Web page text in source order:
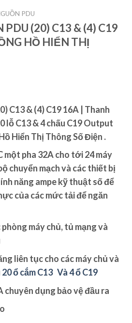
PDU
(20) C13 & (4) C19
HỒ HIỂN THỊ
C13 & (4) C19 16A | Thanh
lỗ C13 & 4 chấu C19 Output
Hiển Thị Thông Số Điện .
một pha 32A cho tới 24 máy
chuyển mạch và các thiết bị
năng ampe kỹ thuật số để
của các mức tải để ngăn
máy chủ, tủ mạng và
liên tục cho các máy chủ và
20 ổ cắm C13 Và 4 ổ C19
chuyên dụng bảo vệ đầu ra